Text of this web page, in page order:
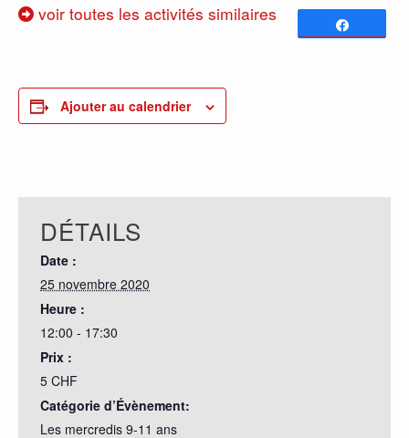
voir toutes les activités similaires
Ajouter au calendrier
DÉTAILS
Date :
25 novembre 2020
Heure :
12:00 - 17:30
Prix :
5 CHF
Catégorie d’Évènement:
Les mercredis 9-11 ans